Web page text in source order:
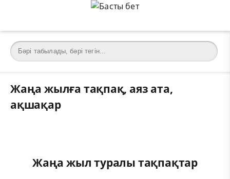
Жаңа жылға тақпақ, аяз ата,
ақшақар
Жаңа жыл туралы тақпақтар